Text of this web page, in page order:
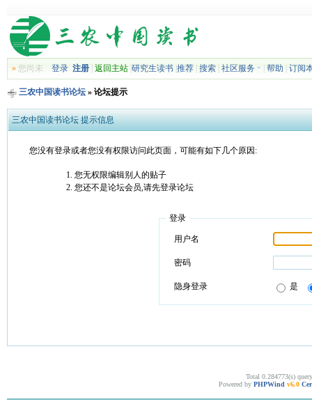
»您尚未 登录 注册| 返回主站| 研究生读书| 推荐| 搜索| 社区服务 帮助 订阅
三农中国读书论坛» 论坛提示
三农中国读书论坛 提示信息
您没有登录或者您没有权限访问此页面，可能有如下几个原因:
您无权限编辑别人的贴子
您还不是论坛会员,请先登录论坛
登录
用户名
密码
隐身登录 是
Total 0.284773(s)
Powered by PHPWind v6.0